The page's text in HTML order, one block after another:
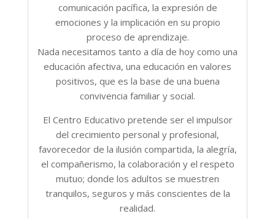
comunicación pacífica, la expresión de
emociones y la implicación en su propio
proceso de aprendizaje.
Nada necesitamos tanto a día de hoy como una
educación afectiva, una educación en valores
positivos, que es la base de una buena
convivencia familiar y social.
El Centro Educativo pretende ser el impulsor
del crecimiento personal y profesional,
favorecedor de la ilusión compartida, la alegría,
el compañerismo, la colaboración y el respeto
mutuo; donde los adultos se muestren
tranquilos, seguros y más conscientes de la
realidad.